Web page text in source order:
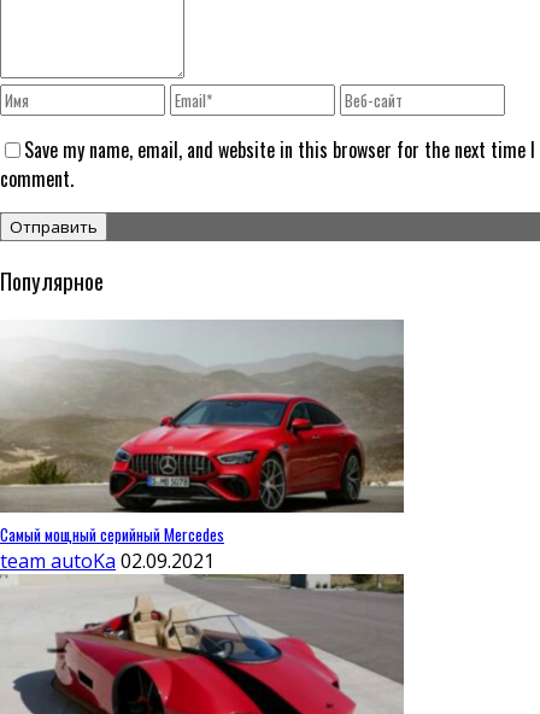
Save my name, email, and website in this browser for the next time I
comment.
Популярное
Самый мощный серийный Mercedes
team autoKa 02.09.2021